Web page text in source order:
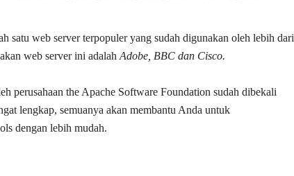
satu web server terpopuler yang sudah digunakan oleh lebih dari
web server ini adalah Adobe, BBC dan Cisco.
perusahaan the Apache Software Foundation sudah dibekali
lengkap, semuanya akan membantu Anda untuk
dengan lebih mudah.